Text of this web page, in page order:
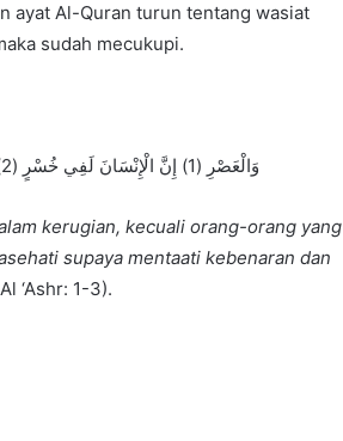
ayat Al-Quran turun tentang wasiat
sudah mecukupi.
وَالْعَصْرِ (1) إِنَّ الْإِنْسَانَ لَفِي خُسْرٍ (2) إِلَّا الَّذِينَ آَمَنُوا وَعَمِلُوا الصَّالِحَاتِ وَتَوَاصَوْا بِالْحَقِّ وَتَوَاصَوْا بِالصَّبْرِ
kerugian, kecuali orang-orang yang
supaya mentaati kebenaran dan
‘Ashr: 1-3).